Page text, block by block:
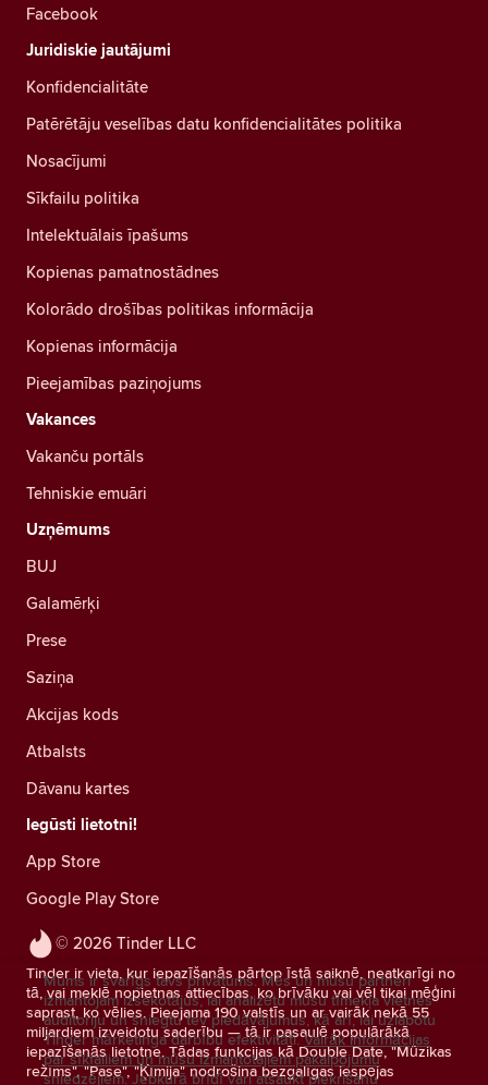
© 2026 Tinder LLC
Tinder ir vieta, kur iepazīšanās pārtop īstā saiknē, neatkarīgi no
tā, vai meklē nopietnas attiecības, ko brīvāku vai vēl tikai mēģini
saprast, ko vēlies. Pieejama 190 valstīs un ar vairāk nekā 55
miljardiem izveidotu saderību — tā ir pasaulē populārākā
iepazīšanās lietotne. Tādas funkcijas kā Double Date, "Mūzikas
režīms", "Pase", "Ķīmija" nodrošina bezgalīgas iespējas
Facebook
Juridiskie jautājumi
Konfidencialitāte
Patērētāju veselības datu konfidencialitātes politika
Nosacījumi
Sīkfailu politika
Intelektuālais īpašums
Kopienas pamatnostādnes
Kolorādo drošības politikas informācija
Kopienas informācija
Pieejamības paziņojums
Vakances
Vakanču portāls
Tehniskie emuāri
Uzņēmums
BUJ
Galamērķi
Prese
Saziņa
Akcijas kods
Atbalsts
Dāvanu kartes
Iegūsti lietotni!
App Store
Google Play Store
Mums ir svarīgs tavs privātums. Mēs un mūsu partneri
izmantojam izsekotājus, lai analizētu mūsu tīmekļa vietnes
auditoriju un sniegtu tev piedāvājumus, kā arī, lai uzlabotu
Tinder mārketinga darbību efektivitāti. Vairāk informācijas
par sīkfailiem un mūsu izmantotajiem pakalpojumu
sniedzējiem. Jebkurā brīdī vari atsaukt piekrišanu